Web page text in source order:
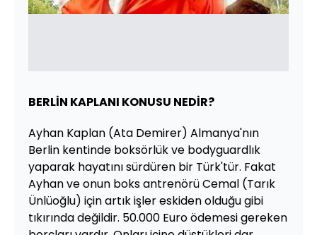
BERLİN KAPLANI KONUSU NEDİR?
Ayhan Kaplan (Ata Demirer) Almanya'nın
Berlin kentinde boksörlük ve bodyguardlık
yaparak hayatını sürdüren bir Türk'tür. Fakat
Ayhan ve onun boks antrenörü Cemal (Tarık
Ünlüoğlu) için artık işler eskiden olduğu gibi
tıkırında değildir. 50.000 Euro ödemesi gereken